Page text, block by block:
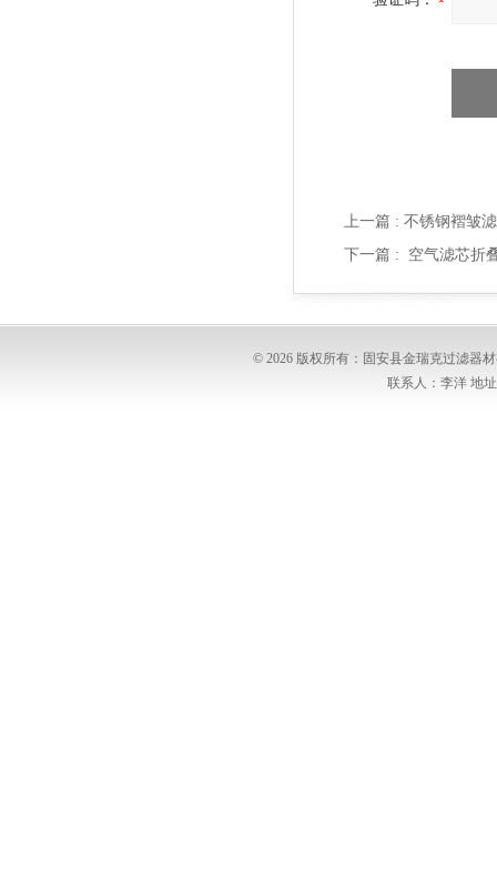
上一篇 : 不锈钢褶皱
下一篇 : 空气滤芯折
© 2026 版权所有：固安县金瑞克过滤器
联系人：李洋 地